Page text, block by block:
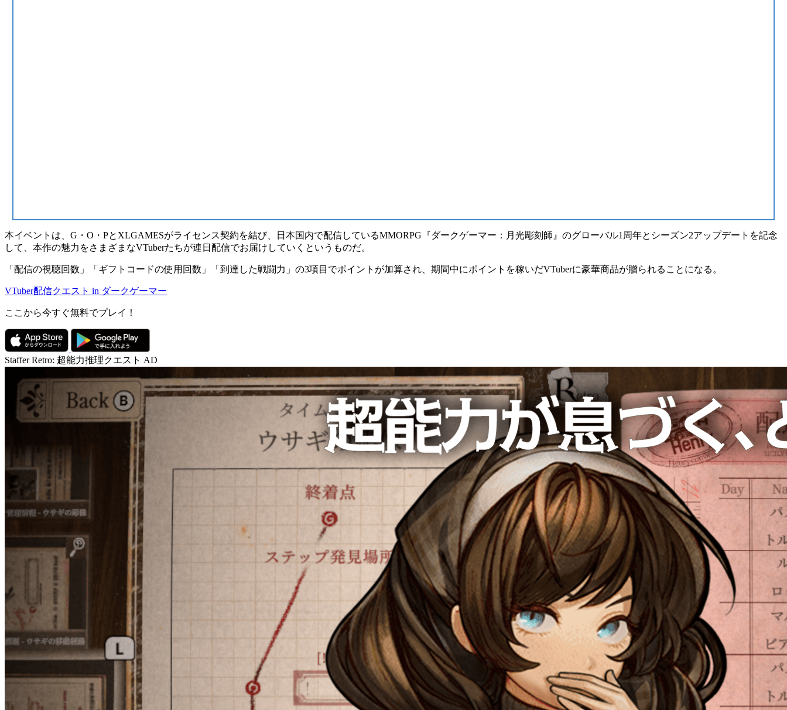
本イベントは、G・O・PとXLGAMESがライセンス契約を結び、日本国内で配信しているMMORPG 『ダークゲーマー：月光彫刻師 』のグローバル1周年とシーズン2アップデートを記念
して、本作の魅力をさまざまなVTuberたちが連日配信でお届けしていくというものだ。
「 配信の視聴回数 」「 ギフトコードの使用回数 」「 到達した戦闘力 」の3項目でポイントが加算され、期間中にポイントを稼いだVTuberに豪華商品が贈られることになる。
VTuber配信クエスト in ダークゲーマー
ここから今すぐ無料でプレイ！
Staffer Retro: 超能力推理クエスト AD